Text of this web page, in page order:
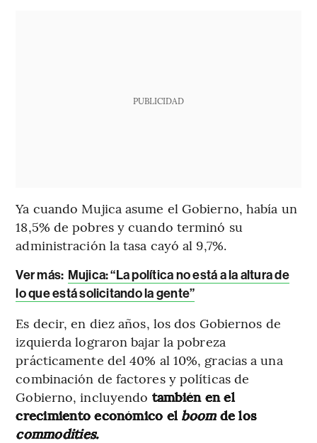
PUBLICIDAD
Ya cuando Mujica asume el Gobierno, había un
18,5% de pobres y cuando terminó su
administración la tasa cayó al 9,7%.
Ver más: Mujica: “La política no está a la altura de
lo que está solicitando la gente”
Es decir, en diez años, los dos Gobiernos de
izquierda lograron bajar la pobreza
prácticamente del 40% al 10%, gracias a una
combinación de factores y políticas de
Gobierno, incluyendo también en el
crecimiento económico el boomde los
commodities.